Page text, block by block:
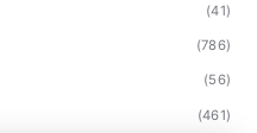
(41)
(786)
(56)
(461)